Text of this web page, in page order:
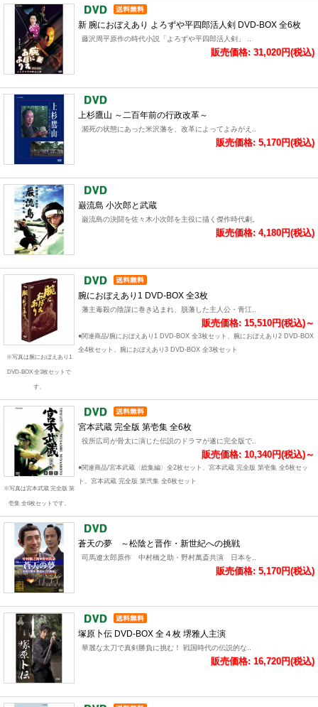
新 腕におぼえあり よろずや平四郎活人剣 DVD-BOX 全6枚
藤沢周平原作の時代小説「よろずや平四郎活人剣」 ..
販売価格: 31,020円(税込)
上杉鷹山 ～二百年前の行政改革～
瀕死の状態にあった米沢藩を、改革によってよみがえ..
販売価格: 5,170円(税込)
巌流島 小次郎と武蔵
巌流島の決闘を佐々木小次郎を主役に描く傑作時代劇。
販売価格: 4,180円(税込)
※写真は腕におぼえあり1
DVD-BOX 全3枚セットで
す。
腕におぼえあり1 DVD-BOX 全3枚
藩主毒殺の陰謀に巻き込まれ、脱藩した主人公・青江..
販売価格: 15,510円(税込)～
●関連商品/腕におぼえあり1 DVD-BOX 全3枚セット、腕におぼえあり2 DVD-BOX
全4枚セット、腕におぼえあり3 DVD-BOX 全3枚セット
※写真は宮本武蔵 完全版 第
壱集 全6枚セットです。
宮本武蔵 完全版 第壱集 全6枚
役所広司が骨太に演じた伝説のドラマが遂に完全版で..
販売価格: 10,340円(税込)～
●関連商品/宮本武蔵〈総集編〉全2枚セット、宮本武蔵 完全版 第壱集 全6枚セッ
ト、宮本武蔵 完全版 第弐集 全6枚セット
蒼天の夢 ～松陰と晋作・新世紀への挑戦
司馬遼太郎原作 中村橋之助・野村萬斎共演 日本を..
販売価格: 5,170円(税込)
塚原卜伝 DVD-BOX 全４枚 堺雅人主演
華麗な太刀で真剣勝負に挑む！ 戦国時代の伝説的な..
販売価格: 16,720円(税込)